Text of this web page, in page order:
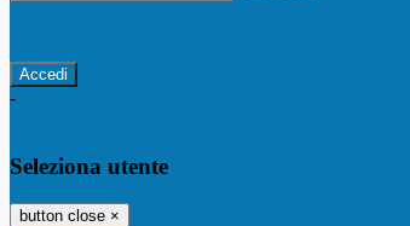
-
Seleziona utente
button close ×